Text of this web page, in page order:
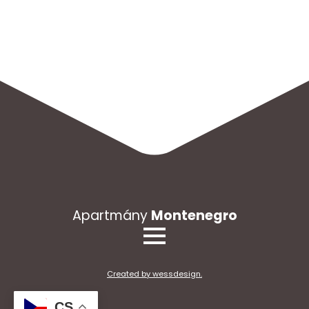
Apartmány Montenegro
Created by wessdesign.